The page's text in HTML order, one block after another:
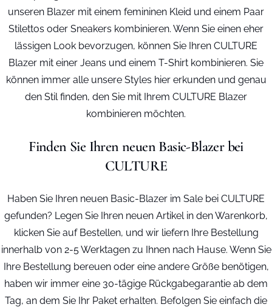
unseren Blazer mit einem femininen Kleid und einem Paar
Stilettos oder Sneakers kombinieren. Wenn Sie einen eher
lässigen Look bevorzugen, können Sie Ihren CULTURE
Blazer mit einer Jeans und einem T-Shirt kombinieren. Sie
können immer alle unsere Styles hier erkunden und genau
den Stil finden, den Sie mit Ihrem CULTURE Blazer
kombinieren möchten.
Finden Sie Ihren neuen Basic-Blazer bei
CULTURE
Haben Sie Ihren neuen Basic-Blazer im Sale bei CULTURE
gefunden? Legen Sie Ihren neuen Artikel in den Warenkorb,
klicken Sie auf Bestellen, und wir liefern Ihre Bestellung
innerhalb von 2-5 Werktagen zu Ihnen nach Hause. Wenn Sie
Ihre Bestellung bereuen oder eine andere Größe benötigen,
haben wir immer eine 30-tägige Rückgabegarantie ab dem
Tag, an dem Sie Ihr Paket erhalten. Befolgen Sie einfach die